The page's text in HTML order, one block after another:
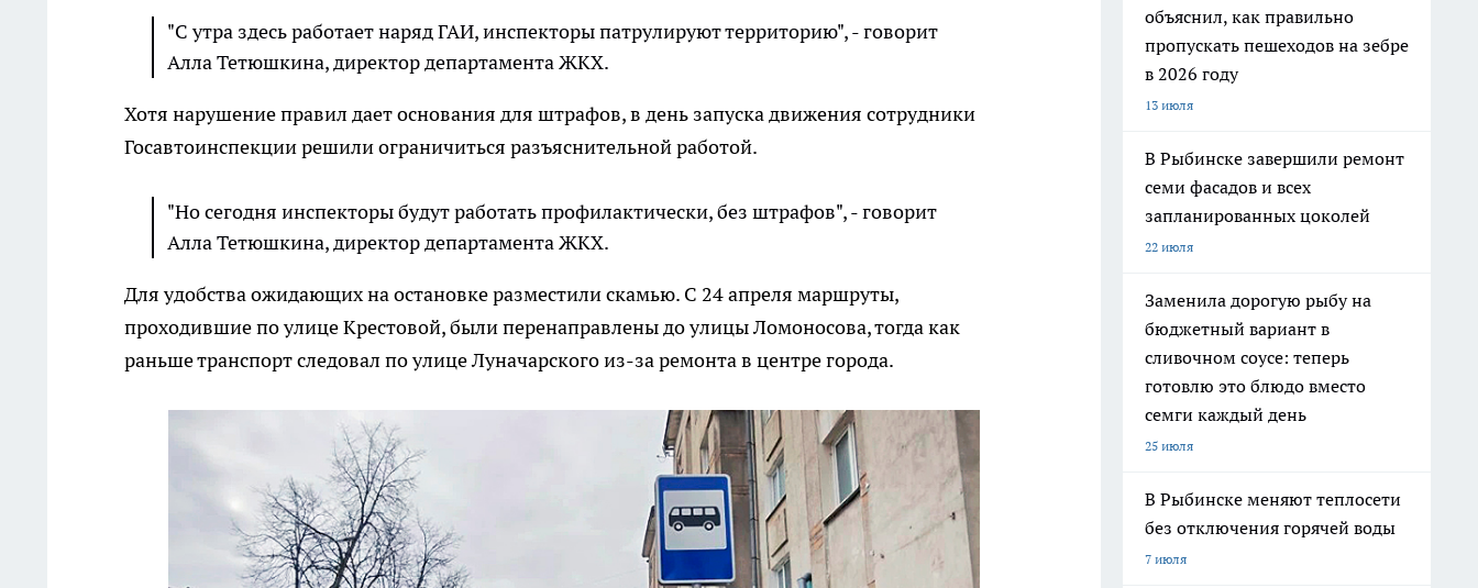
"С утра здесь работает наряд ГАИ, инспекторы патрулируют территорию", - говорит
Алла Тетюшкина, директор департамента ЖКХ.
Хотя нарушение правил дает основания для штрафов, в день запуска движения сотрудники
Госавтоинспекции решили ограничиться разъяснительной работой.
"Но сегодня инспекторы будут работать профилактически, без штрафов", - говорит
Алла Тетюшкина, директор департамента ЖКХ.
Для удобства ожидающих на остановке разместили скамью. С 24 апреля маршруты,
проходившие по улице Крестовой, были перенаправлены до улицы Ломоносова, тогда как
раньше транспорт следовал по улице Луначарского из-за ремонта в центре города.
объяснил, как правильно
пропускать пешеходов на зебре
в 2026 году
13 июля
В Рыбинске завершили ремонт
семи фасадов и всех
запланированных цоколей
22 июля
Заменила дорогую рыбу на
бюджетный вариант в
сливочном соусе: теперь
готовлю это блюдо вместо
семги каждый день
25 июля
В Рыбинске меняют теплосети
без отключения горячей воды
7 июля